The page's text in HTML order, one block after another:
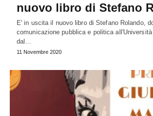
nuovo libro di Stefano
E' in uscita il nuovo libro di Stefano Rolando,
comunicazione pubblica e politica all'Università
dal…
11 Novembre 2020